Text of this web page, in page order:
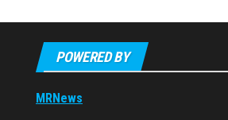
POWERED BY
MRNews